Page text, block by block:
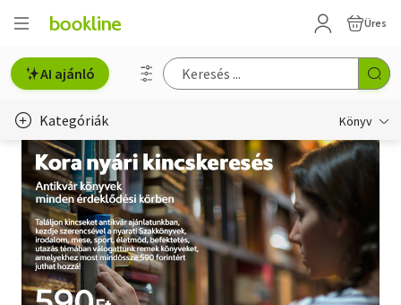
Üres
AI ajánló
Kategóriák Könyv
Életmód, egészség
Erotika
Gyermek- és ifjúsági
Hobbi, szabadidő